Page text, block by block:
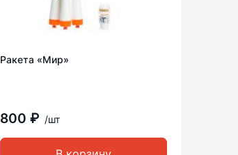
Ракета «Мир»
800 ₽ /шт